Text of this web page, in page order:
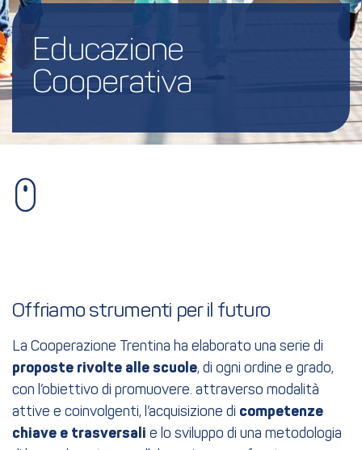
Educazione
Cooperativa
Offriamo strumenti per il futuro
La Cooperazione Trentina ha elaborato una serie di
proposte rivolte alle scuole, di ogni ordine e grado,
con l’obiettivo di promuovere. attraverso modalità
attive e coinvolgenti, l’acquisizione di competenze
chiave e trasversali e lo sviluppo di una metodologia